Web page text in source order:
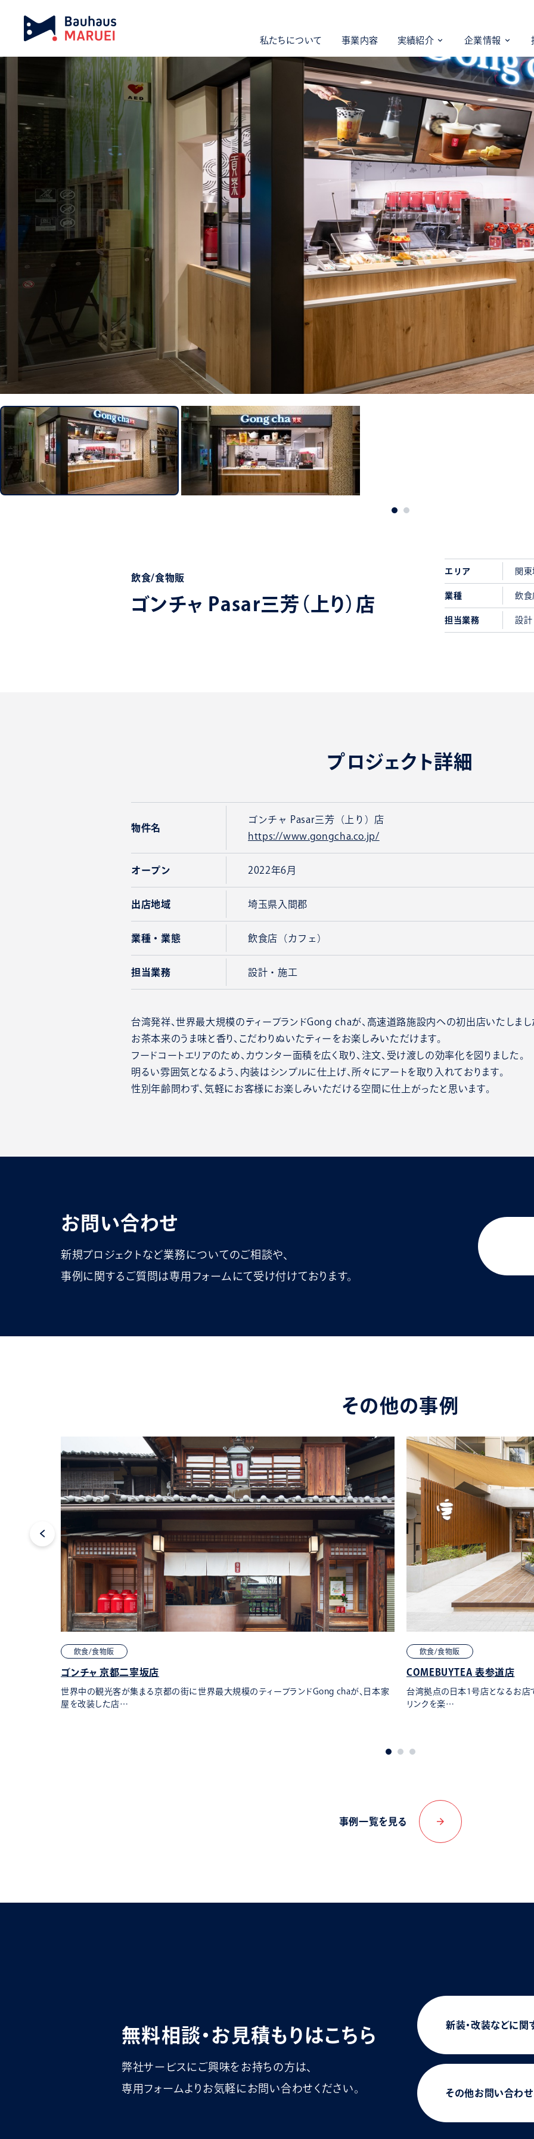
私たちについて 事業内容 実績紹介 企業情報
飲食/食物販
ゴンチャ Pasar三芳（上り）店
エリア 関
業種 飲食
担当業務 設計
プロジェクト詳細
物件名
ゴンチャ Pasar三芳（上り）店
https://www.gongcha.co.jp/
オープン 2022年6月
出店地域 埼玉県入間郡
業種・業態 飲食店（カフェ）
担当業務 設計・施工
台湾発祥、世界最大規模のティーブランドGong chaが、高速道路施設内への初出店いたしまし
お茶本来のうま味と香り、こだわりぬいたティーをお楽しみいただけます。
フードコートエリアのため、カウンター面積を広く取り、注文、受け渡しの効率化を図りました。
明るい雰囲気となるよう、内装はシンプルに仕上げ、所々にアートを取り入れております。
性別年齢問わず、気軽にお客様にお楽しみいただける空間に仕上がったと思います。
お問い合わせ
新規プロジェクトなど業務についてのご相談や、
事例に関するご質問は専用フォームにて受け付けております。
その他の事例
飲食/食物販
ゴンチャ 京都二寧坂店
世界中の観光客が集まる京都の街に世界最大規模のティーブランドGong chaが、日本家
屋を改装した店…
飲食/食物販
COMEBUYTEA 表参道店
台湾拠点の日本1号店となるお店
リンクを楽…
事例一覧を見る arrow_forward
無料相談・お見積もりはこちら
弊社サービスにご興味をお持ちの方は、
専用フォームよりお気軽にお問い合わせください。
新装・改装などに関
その他お問い合わせ